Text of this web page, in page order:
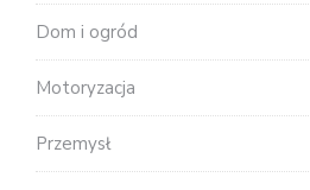
Dom i ogród
Motoryzacja
Przemysł